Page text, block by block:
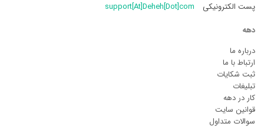
پست الکترونیکی
support[At]Deheh[Dot]com
دهه
درباره ما
ارتباط با ما
ثبت شکایات
تبلیغات
کار در دهه
قوانین سایت
سوالات متداول